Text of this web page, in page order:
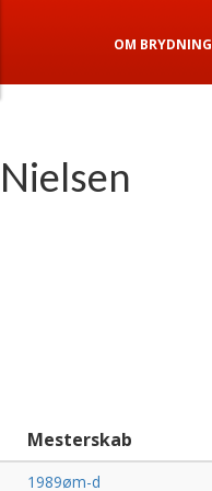
OM BRYDNING
Mesterskab
1989øm-d